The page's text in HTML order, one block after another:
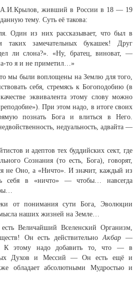
А.И.Крылов, живший в России в 18 — 19
тему. Суть её такова:
Один из них рассказывает, что был в
замечательных букашек! Друг
ли слона?». «Ну, братец, виноват, —
то я и не приметил…»
мы были воплощены на Землю для того,
себя, стремясь к Богоподобию (в
эквивалента этому слову можно
При этом надо, в итоге своих
познать Бога и влиться в Него.
недуальность, адвайта —
и адептов тех буддийских сект, где
Сознания (то есть, Бога), говорят,
не Оно, а «Ничто». И значит, каждый из
себя в «ничто» — чтобы… навсегда
от понимания сути Бога, Эволюции
наших жизней на Земле…
Величайший Вселенский Организм,
Он есть действительноАкбар —
К этому надо добавить то, что — в
Духов и Мессий — Он есть ещё и
обладает абсолютными Мудростью и